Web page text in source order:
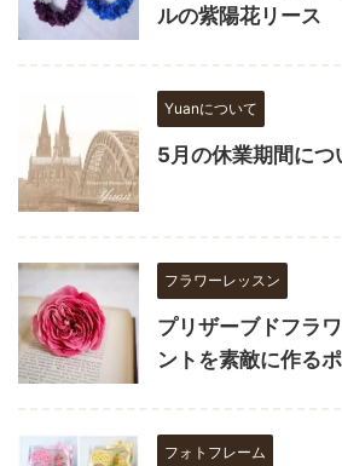
ルの紫陽花リース
Yuanについて
5月の休業期間につ
フラワーレッスン
プリザーブドフラ
ントを素敵に作る
フォトフレーム